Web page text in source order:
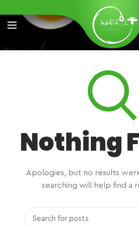
Nothing
Apologies, but no results
searching will help find a